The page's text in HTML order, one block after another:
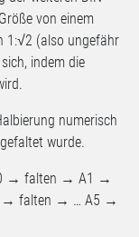
von einem
1:√2 (also ungefähr
indem die
numerisch
wurde.
→ falten → A1 →
falten → … A5 →